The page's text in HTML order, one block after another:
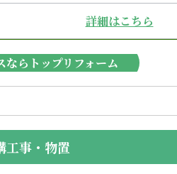
詳細はこちら
ならトップリフォーム
工事・物置